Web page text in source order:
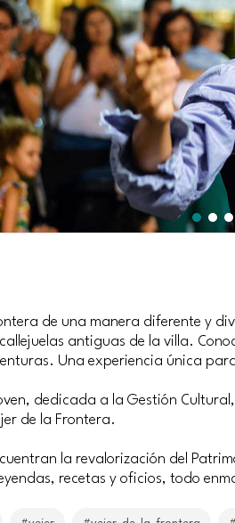
de una manera diferente y
antiguas de la villa.
Una experiencia única
dedicada a la Gestión
de la Frontera.
la revalorización del
recetas y oficios, todo